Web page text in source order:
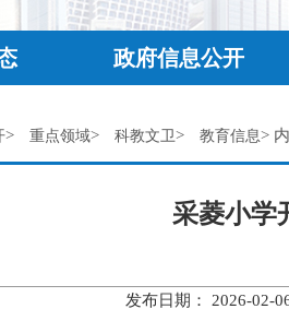
政府信息公开
> 重点领域> 科教文卫> 教育信息>
采菱小学
发布日期： 2026-02-